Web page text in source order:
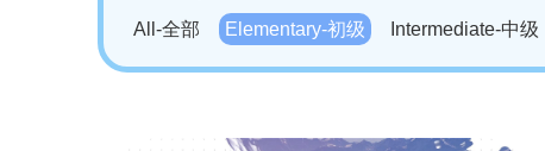
All-全部
Elementary-初级 Intermediate-中级